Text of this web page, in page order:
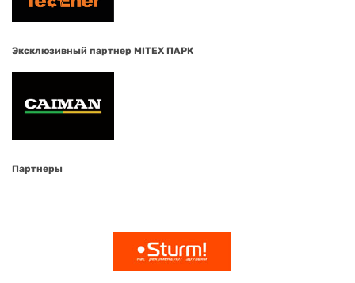
Эксклюзивный партнер MITEX ПАРК
Партнеры